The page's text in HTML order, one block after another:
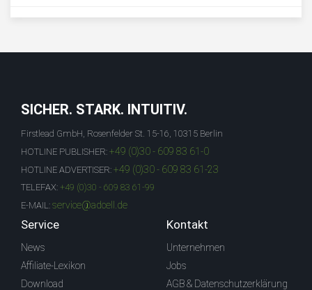
SICHER. STARK. INTUITIV.
Firstlead GmbH, Rosenfelder St. 15-16, 10315 Berlin
HOTLINE PUBLISHER: +49 (0)30 - 609 83 61-0
HOTLINE ADVERTISER: +49 (0)30 - 609 83 61-23
TELEFAX: +49 (0)30 - 609 83 61-99
E-MAIL: service@adcell.de
Service
News
Affiliate-Lexikon
Download
Kontakt
Unternehmen
Jobs
AGB & Datenschutzerklärung